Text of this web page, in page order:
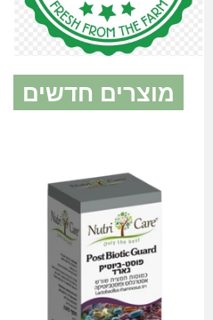
מוצרים חדשים